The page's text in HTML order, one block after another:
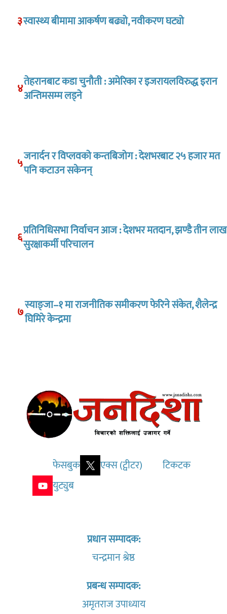
३स्वास्थ्य बीमामा आकर्षण बढ्यो, नवीकरण घट्यो
४तेहरानबाट कडा चुनौती : अमेरिका र इजरायलविरुद्ध इरान
अन्तिमसम्म लड्ने
५जनार्दन र विप्लवको कन्तबिजोग : देशभरबाट २५ हजार मत
पनि कटाउन सकेनन्
६प्रतिनिधिसभा निर्वाचन आज : देशभर मतदान, झण्डै तीन लाख
सुरक्षाकर्मी परिचालन
७स्याङ्जा–१ मा राजनीतिक समीकरण फेरिने संकेत, शैलेन्द्र
घिमिरे केन्द्रमा
फेसबुक एक्स (ट्वीटर)
टिकटक
युट्युब
प्रधान सम्पादक:
चन्द्रमान श्रेष्ठ
प्रबन्ध सम्पादक:
अमृतराज उपाध्याय